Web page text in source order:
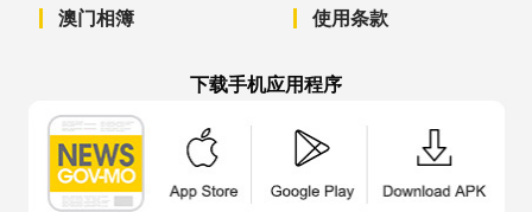
澳门相簿 使用条款
下载手机应用程序